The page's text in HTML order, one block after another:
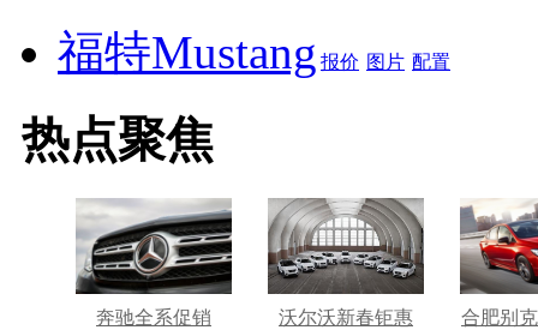
福特Mustang 报价 图片 配置
热点聚焦
奔驰全系促销 沃尔沃新春钜惠 合肥别